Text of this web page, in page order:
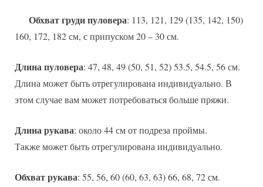
Обхват груди пуловера: 113, 121, 129 (135, 142, 150)
160, 172, 182 см, с припуском 20 – 30 см.
Длина пуловера: 47, 48, 49 (50, 51, 52) 53.5, 54.5, 56 см.
Длина может быть отрегулирована индивидуально. В
этом случае вам может потребоваться больше пряжи.
Длина рукава: около 44 см от подреза проймы.
Также может быть отрегулирована индивидуально.
Обхват рукава: 55, 56, 60 (60, 63, 63) 66, 68, 72 см.